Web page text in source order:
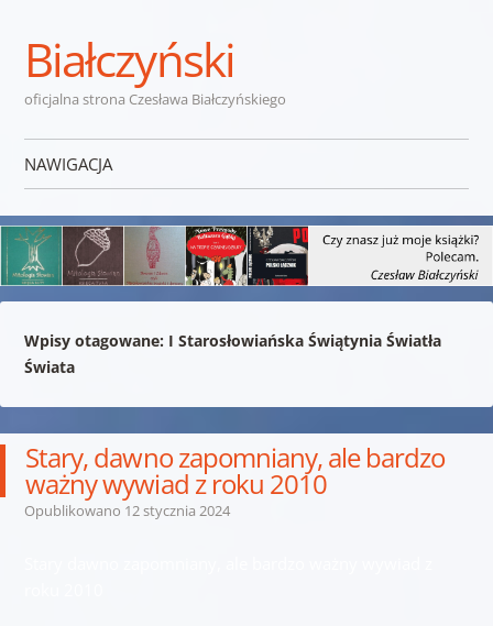
Białczyński
oficjalna strona Czesława Białczyńskiego
NAWIGACJA
Wpisy otagowane: I Starosłowiańska Świątynia Światła
Świata
Stary, dawno zapomniany, ale bardzo
ważny wywiad z roku 2010
Opublikowano 12 stycznia 2024